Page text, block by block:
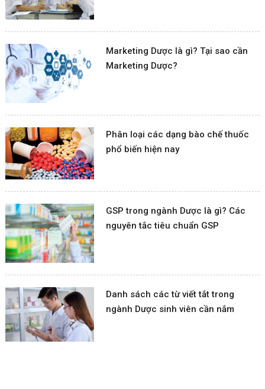
Marketing Dược là gì? Tại sao cần
Marketing Dược?
Phân loại các dạng bào chế thuốc
phổ biến hiện nay
GSP trong ngành Dược là gì? Các
nguyên tắc tiêu chuẩn GSP
Danh sách các từ viết tắt trong
ngành Dược sinh viên cần nắm